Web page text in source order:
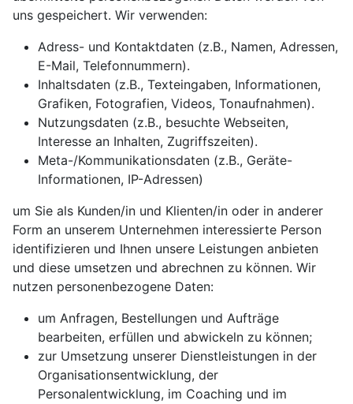
uns gespeichert. Wir verwenden:
Adress- und Kontaktdaten (z.B., Namen, Adressen,
E-Mail, Telefonnummern).
Inhaltsdaten (z.B., Texteingaben, Informationen,
Grafiken, Fotografien, Videos, Tonaufnahmen).
Nutzungsdaten (z.B., besuchte Webseiten,
Interesse an Inhalten, Zugriffszeiten).
Meta-/Kommunikationsdaten (z.B., Geräte-
Informationen, IP-Adressen)
um Sie als Kunden/in und Klienten/in oder in anderer
Form an unserem Unternehmen interessierte Person
identifizieren und Ihnen unsere Leistungen anbieten
und diese umsetzen und abrechnen zu können. Wir
nutzen personenbezogene Daten:
um Anfragen, Bestellungen und Aufträge
bearbeiten, erfüllen und abwickeln zu können;
zur Umsetzung unserer Dienstleistungen in der
Organisationsentwicklung, der
Personalentwicklung, im Coaching und im